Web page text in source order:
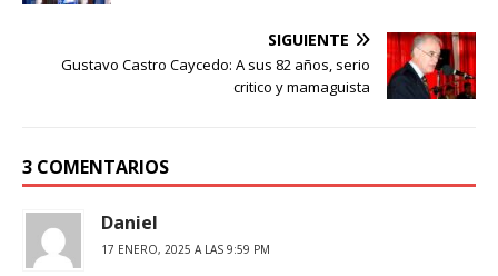
SIGUIENTE
Gustavo Castro Caycedo: A sus 82 años, serio
critico y mamaguista
3 COMENTARIOS
Daniel
17 ENERO, 2025 A LAS 9:59 PM